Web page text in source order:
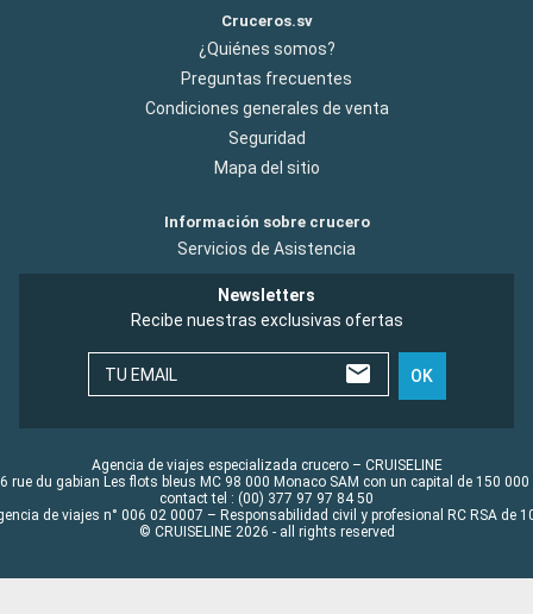
Cruceros.sv
¿Quiénes somos?
Preguntas frecuentes
Condiciones generales de venta
Seguridad
Mapa del sitio
Información sobre crucero
Servicios de Asistencia
Newsletters
Recibe nuestras exclusivas ofertas
TU EMAIL OK
Agencia de viajes especializada crucero – CRUISELINE
rue du gabian Les flots bleus MC 98 000 Monaco SAM con un capital de 150 000
contact tel : (00) 377 97 97 84 50
de viajes n° 006 02 0007 – Responsabilidad civil y profesional RC RSA de
© CRUISELINE 2026 - all rights reserved